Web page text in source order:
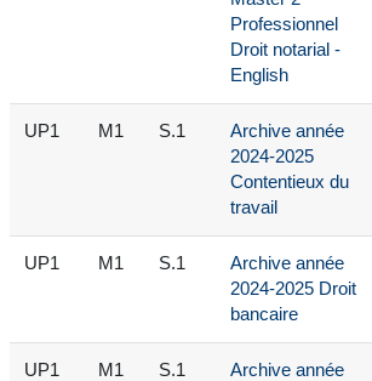
Professionnel
Droit notarial -
English
UP1 M1 S.1
Archive année
2024-2025
Contentieux du
travail
UP1 M1 S.1
Archive année
2024-2025 Droit
bancaire
UP1 M1 S.1
Archive année